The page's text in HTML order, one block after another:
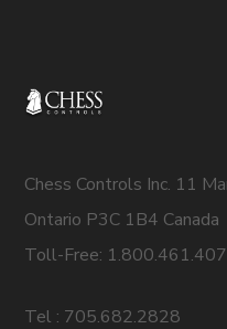
Chess Controls Inc. 11
Ontario P3C 1B4 Canada
Toll-Free:
Tel : 705.682.2828